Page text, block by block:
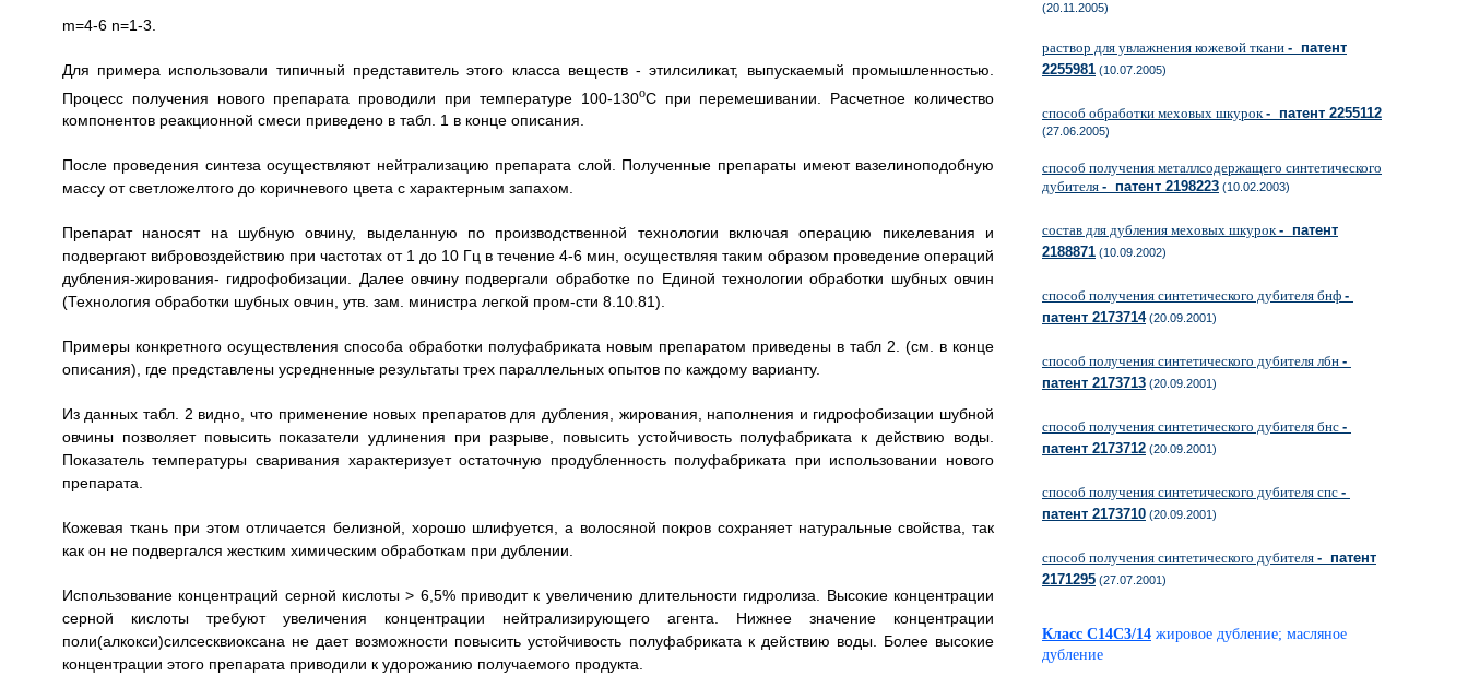
m=4-6 n=1-3.
Для примера использовали типичный представитель этого класса веществ - этилсиликат, выпускаемый промышленностью.
Процесс получения нового препарата проводили при температуре 100-130oC при перемешивании. Расчетное количество
компонентов реакционной смеси приведено в табл. 1 в конце описания.
После проведения синтеза осуществляют нейтрализацию препарата слой. Полученные препараты имеют вазелиноподобную
массу от светложелтого до коричневого цвета с характерным запахом.
Препарат наносят на шубную овчину, выделанную по производственной технологии включая операцию пикелевания и
подвергают вибровоздействию при частотах от 1 до 10 Гц в течение 4-6 мин, осуществляя таким образом проведение операций
дубления-жирования- гидрофобизации. Далее овчину подвергали обработке по Единой технологии обработки шубных овчин
(Технология обработки шубных овчин, утв. зам. министра легкой пром-сти 8.10.81).
Примеры конкретного осуществления способа обработки полуфабриката новым препаратом приведены в табл 2. (см. в конце
описания), где представлены усредненные результаты трех параллельных опытов по каждому варианту.
Из данных табл. 2 видно, что применение новых препаратов для дубления, жирования, наполнения и гидрофобизации шубной
овчины позволяет повысить показатели удлинения при разрыве, повысить устойчивость полуфабриката к действию воды.
Показатель температуры сваривания характеризует остаточную продубленность полуфабриката при использовании нового
препарата.
Кожевая ткань при этом отличается белизной, хорошо шлифуется, а волосяной покров сохраняет натуральные свойства, так
как он не подвергался жестким химическим обработкам при дублении.
Использование концентраций серной кислоты > 6,5% приводит к увеличению длительности гидролиза. Высокие концентрации
серной кислоты требуют увеличения концентрации нейтрализирующего агента. Нижнее значение концентрации
поли(алкокси)силсесквиоксана не дает возможности повысить устойчивость полуфабриката к действию воды. Более высокие
концентрации этого препарата приводили к удорожанию получаемого продукта.
(20.11.2005)
раствор для увлажнения кожевой ткани - патент
2255981 (10.07.2005)
способ обработки меховых шкурок- патент 2255112
(27.06.2005)
способ получения металлсодержащего синтетического
дубителя - патент 2198223 (10.02.2003)
состав для дубления меховых шкурок- патент
2188871 (10.09.2002)
способ получения синтетического дубителя бнф -
патент 2173714(20.09.2001)
способ получения синтетического дубителя лбн -
патент 2173713 (20.09.2001)
способ получения синтетического дубителя бнс -
патент 2173712 (20.09.2001)
способ получения синтетического дубителя спс -
патент 2173710 (20.09.2001)
способ получения синтетического дубителя - патент
2171295 (27.07.2001)
Класс C14C3/14 жировое дубление; масляное
дубление